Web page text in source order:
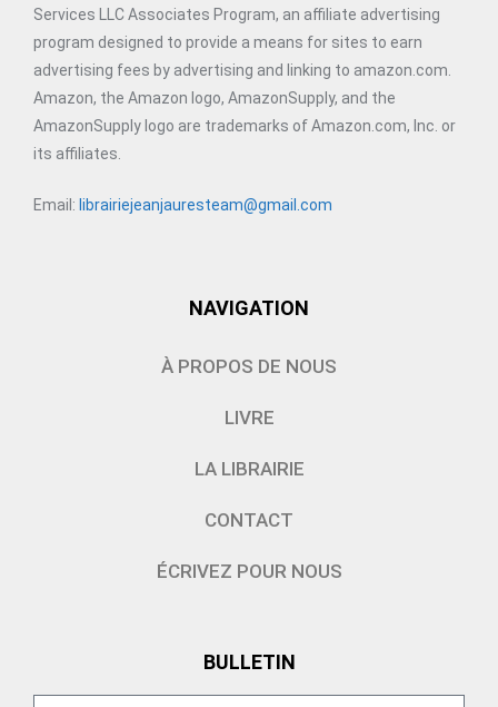
Services LLC Associates Program, an affiliate advertising
program designed to provide a means for sites to earn
advertising fees by advertising and linking to amazon.com.
Amazon, the Amazon logo, AmazonSupply, and the
AmazonSupply logo are trademarks of Amazon.com, Inc. or
its affiliates.
Email: librairiejeanjauresteam@gmail.com
NAVIGATION
À PROPOS DE NOUS
LIVRE
LA LIBRAIRIE
CONTACT
ÉCRIVEZ POUR NOUS
BULLETIN